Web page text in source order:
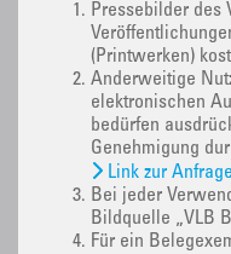
Pressebilder des
(Printwerken)
Anderweitige
elektronischen
bedürfen
Genehmigung
Link zur
Bei jeder
Bildquelle „VLB
Für ein